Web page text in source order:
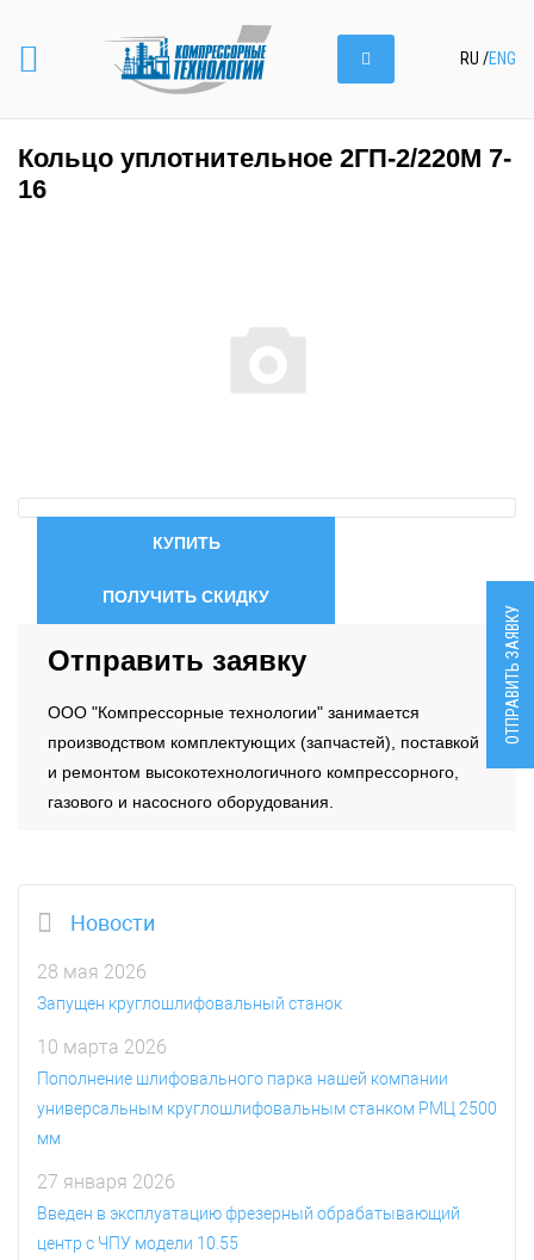
RU /ENG
Кольцо уплотнительное 2ГП-2/220М 7-
16
КУПИТЬ
ПОЛУЧИТЬ СКИДКУ
Отправить заявку
OOO "Компрессорные технологии" занимается
производством комплектующих (запчастей), поставкой
и ремонтом высокотехнологичного компрессорного,
газового и насосного оборудования.
Новости
28 мая 2026
Запущен круглошлифовальный станок
10 марта 2026
Пополнение шлифовального парка нашей компании
универсальным круглошлифовальным станком РМЦ 2500
мм
27 января 2026
Введен в эксплуатацию фрезерный обрабатывающий
центр с ЧПУ модели 10.55
ОТПРАВИТЬ ЗАЯВКУ